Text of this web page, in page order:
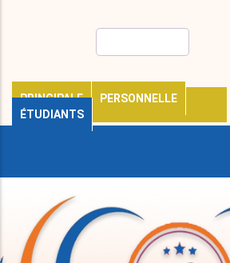
PRINCIPALE
PERSONNELLE
ÉTUDIANTS